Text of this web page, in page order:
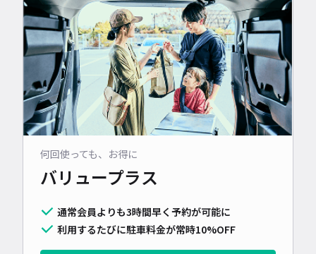
何回使っても、お得に
バリュープラス
通常会員よりも3時間早く予約が可能に
利用するたびに駐車料金が常時10%OFF